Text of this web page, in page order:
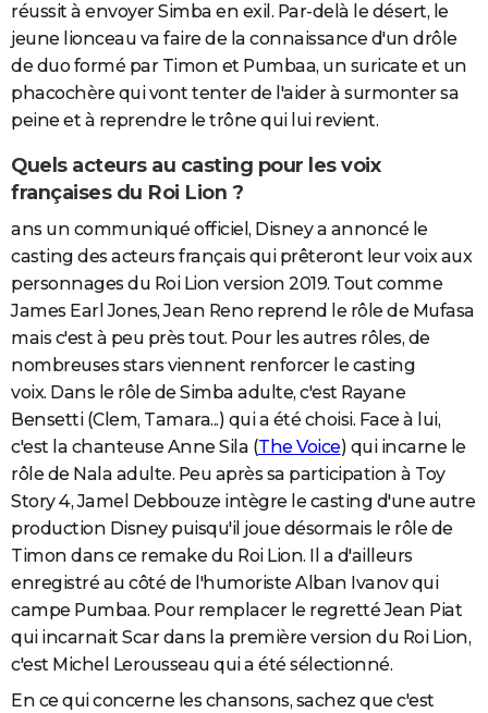
réussit à envoyer Simba en exil. Par-delà le désert, le
jeune lionceau va faire de la connaissance d'un drôle
de duo formé par Timon et Pumbaa, un suricate et un
phacochère qui vont tenter de l'aider à surmonter sa
peine et à reprendre le trône qui lui revient.
Quels acteurs au casting pour les voix
françaises du Roi Lion ?
ans un communiqué officiel, Disney a annoncé le
casting des acteurs français qui prêteront leur voix aux
personnages du Roi Lion version 2019. Tout comme
James Earl Jones, Jean Reno reprend le rôle de Mufasa
mais c'est à peu près tout. Pour les autres rôles, de
nombreuses stars viennent renforcer le casting
voix. Dans le rôle de Simba adulte, c'est Rayane
Bensetti (Clem, Tamara...) qui a été choisi. Face à lui,
c'est la chanteuse Anne Sila (The Voice) qui incarne le
rôle de Nala adulte. Peu après sa participation à Toy
Story 4, Jamel Debbouze intègre le casting d'une autre
production Disney puisqu'il joue désormais le rôle de
Timon dans ce remake du Roi Lion. Il a d'ailleurs
enregistré au côté de l'humoriste Alban Ivanov qui
campe Pumbaa. Pour remplacer le regretté Jean Piat
qui incarnait Scar dans la première version du Roi Lion,
c'est Michel Lerousseau qui a été sélectionné.
En ce qui concerne les chansons, sachez que c'est